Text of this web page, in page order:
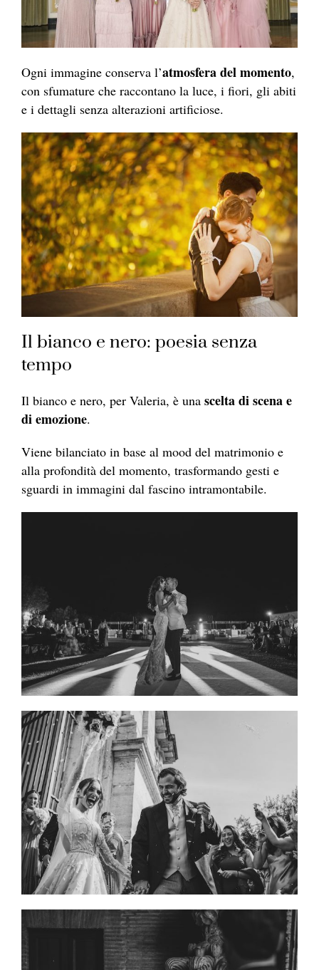
Ogni immagine conserva l’atmosfera del momento,
con sfumature che raccontano la luce, i fiori, gli abiti
e i dettagli senza alterazioni artificiose.
Il bianco e nero: poesia senza
tempo
Il bianco e nero, per Valeria, è una scelta di scena e
di emozione.
Viene bilanciato in base al mood del matrimonio e
alla profondità del momento, trasformando gesti e
sguardi in immagini dal fascino intramontabile.